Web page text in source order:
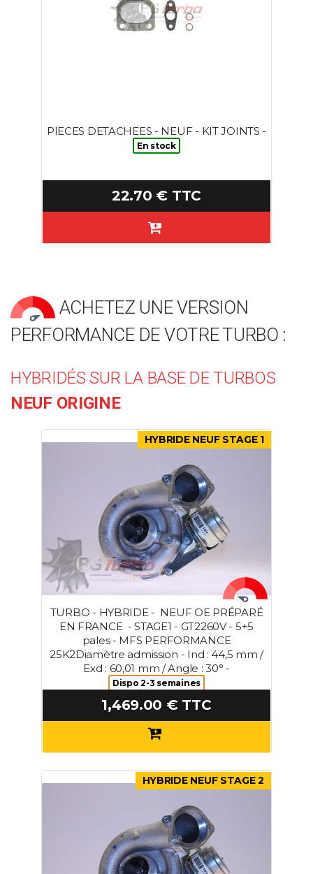
PIECES DETACHEES - NEUF - KIT JOINTS -
En stock
22.70 € TTC
ACHETEZ UNE VERSION
PERFORMANCE DE VOTRE TURBO :
HYBRIDÉS SUR LA BASE DE TURBOS
NEUF ORIGINE
HYBRIDE NEUF STAGE 1
TURBO - HYBRIDE - NEUF OE PRÉPARÉ
EN FRANCE - STAGE1 - GT2260V - 5+5
pales - MFS PERFORMANCE
25K2Diamètre admission - Ind : 44,5 mm /
Exd : 60,01 mm / Angle : 30° -
Dispo 2-3 semaines
1,469.00 € TTC
HYBRIDE NEUF STAGE 2